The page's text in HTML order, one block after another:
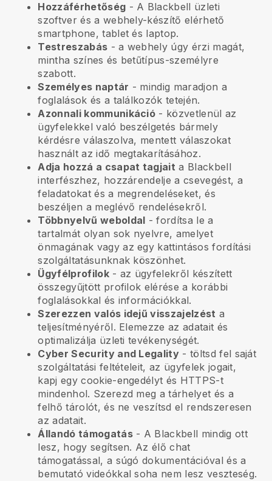
Hozzáférhetőség - A Blackbell üzleti
szoftver és a webhely-készítő elérhető
smartphone, tablet és laptop.
Testreszabás - a webhely úgy érzi magát,
mintha színes és betűtípus-személyre
szabott.
Személyes naptár - mindig maradjon a
foglalások és a találkozók tetején.
Azonnali kommunikáció - közvetlenül az
ügyfelekkel való beszélgetés bármely
kérdésre válaszolva, mentett válaszokat
használt az idő megtakarításához.
Adja hozzá a csapat tagjait a Blackbell
interfészhez, hozzárendelje a csevegést, a
feladatokat és a megrendeléseket, és
beszéljen a meglévő rendelésekről.
Többnyelvű weboldal - fordítsa le a
tartalmát olyan sok nyelvre, amelyet
önmagának vagy az egy kattintásos fordítási
szolgáltatásunknak köszönhet.
Ügyfélprofilok- az ügyfelekről készített
összegyűjtött profilok elérése a korábbi
foglalásokkal és információkkal.
Szerezzen valós idejű visszajelzést a
teljesítményéről. Elemezze az adatait és
optimalizálja üzleti tevékenységét.
Cyber Security and Legality - töltsd fel saját
szolgáltatási feltételeit, az ügyfelek jogait,
kapj egy cookie-engedélyt és HTTPS-t
mindenhol. Szerezd meg a tárhelyet és a
felhő tárolót, és ne veszítsd el rendszeresen
az adatait.
Állandó támogatás- A Blackbell mindig ott
lesz, hogy segítsen. Az élő chat
támogatással, a súgó dokumentációval és a
bemutató videókkal soha nem lesz veszteség.